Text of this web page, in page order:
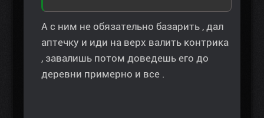
А с ним не обязательно базарить , дал
аптечку и иди на верх валить контрика
, завалишь потом доведешь его до
деревни примерно и все .